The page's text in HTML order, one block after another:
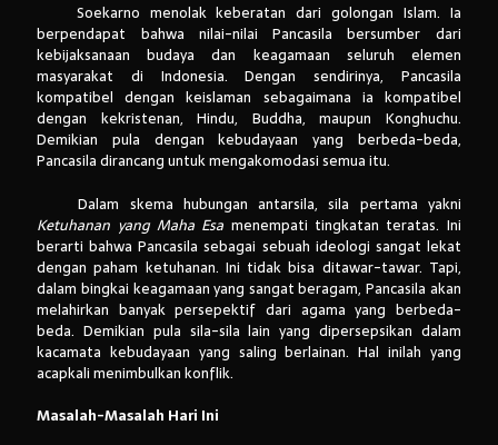
Soekarno menolak keberatan dari golongan Islam. Ia
berpendapat bahwa nilai-nilai Pancasila bersumber dari
kebijaksanaan budaya dan keagamaan seluruh elemen
masyarakat di Indonesia. Dengan sendirinya, Pancasila
kompatibel dengan keislaman sebagaimana ia kompatibel
dengan kekristenan, Hindu, Buddha, maupun Konghuchu.
Demikian pula dengan kebudayaan yang berbeda-beda,
Pancasila dirancang untuk mengakomodasi semua itu.
Dalam skema hubungan antarsila, sila pertama yakni
Ketuhanan yang Maha Esa menempati tingkatan teratas. Ini
berarti bahwa Pancasila sebagai sebuah ideologi sangat lekat
dengan paham ketuhanan. Ini tidak bisa ditawar-tawar. Tapi,
dalam bingkai keagamaan yang sangat beragam, Pancasila akan
melahirkan banyak persepektif dari agama yang berbeda-
beda. Demikian pula sila-sila lain yang dipersepsikan dalam
kacamata kebudayaan yang saling berlainan. Hal inilah yang
acapkali menimbulkan konflik.
Masalah-Masalah Hari Ini